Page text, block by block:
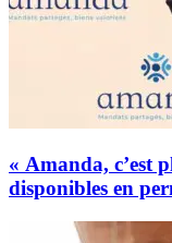
« Amanda, c’est
disponibles en